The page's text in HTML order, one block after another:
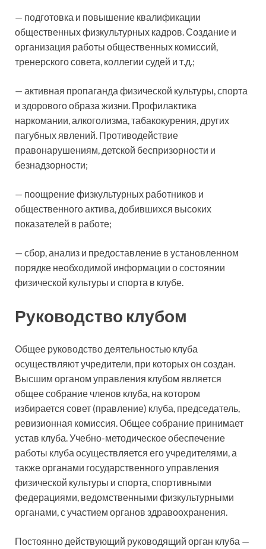
— подготовка и повышение квалификации
общественных физкультурных кадров. Создание и
организация работы общественных комиссий,
тренерского совета, коллегии судей и т.д.;
— активная пропаганда физической культуры, спорта
и здорового образа жизни. Профилактика
наркомании, алкоголизма, табакокурения, других
пагубных явлений. Противодействие
правонарушениям, детской беспризорности и
безнадзорности;
— поощрение физкультурных работников и
общественного актива, добившихся высоких
показателей в работе;
— сбор, анализ и предоставление в установленном
порядке необходимой информации о состоянии
физической культуры и спорта в клубе.
Руководство клубом
Общее руководство деятельностью клуба
осуществляют учредители, при которых он создан.
Высшим органом управления клубом является
общее собрание членов клуба, на котором
избирается совет (правление) клуба, председатель,
ревизионная комиссия. Общее собрание принимает
устав клуба. Учебно-методическое обеспечение
работы клуба осуществляется его учредителями, а
также органами государственного управления
физической культуры и спорта, спортивными
федерациями, ведомственными физкультурными
органами, с участием органов здравоохранения.
Постоянно действующий руководящий орган клуба —